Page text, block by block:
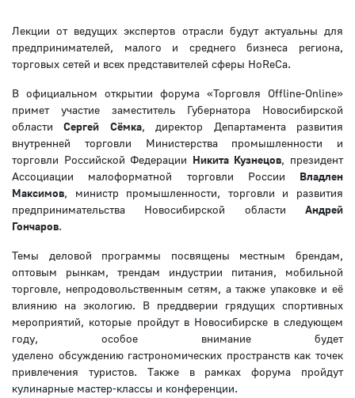
Лекции от ведущих экспертов отрасли будут актуальны для
предпринимателей, малого и среднего бизнеса региона,
торговых сетей и всех представителей сферы HoReCa.
В официальном открытии форума «Торговля Offline-Online»
примет участие заместитель Губернатора Новосибирской
областиСергей Сёмка, директор Департамента развития
внутренней торговли Министерства промышленности и
торговли Российской Федерации Никита Кузнецов, президент
Ассоциации малоформатной торговли России Владлен
Максимов, министр промышленности, торговли и развития
предпринимательства Новосибирской области Андрей
Гончаров.
Темы деловой программы посвящены местным брендам,
оптовым рынкам, трендам индустрии питания, мобильной
торговле, непродовольственным сетям, а также упаковке и её
влиянию на экологию. В преддверии грядущих спортивных
мероприятий, которые пройдут в Новосибирске в следующем
году, особое внимание будет
уделено обсуждению гастрономических пространств как точек
привлечения туристов. Также в рамках форума пройдут
кулинарные мастер-классы и конференции.